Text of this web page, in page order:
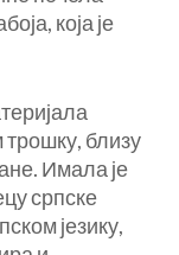
која је
трошку, близу
Имала је
српске
језику,